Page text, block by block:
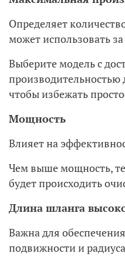
Определяет
может использовать
Выберите модель с
производительностью
чтобы избежать
Мощность
Влияет на
Чем выше мощность,
будет происходить
Длина шланга
Важна для
подвижности и